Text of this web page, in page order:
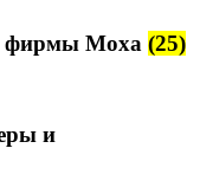
фирмы Moxa (25)
и